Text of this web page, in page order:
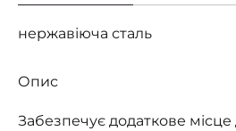
нержавіюча сталь
Опис
Забезпечує додаткове